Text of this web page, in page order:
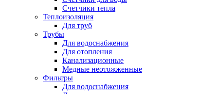
Счетчики тепла
Теплоизоляция
Для труб
Трубы
Для водоснабжения
Для отопления
Канализационные
Медные неотожженные
Фильтры
Для водоснабжения